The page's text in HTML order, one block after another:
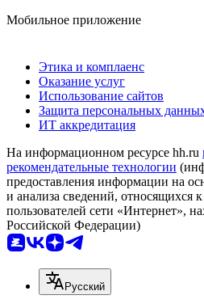
Мобильное приложение
Этика и комплаенс
Оказание услуг
Использование сайтов
Защита персональных
ИТ аккредитация
На информационном ресурсе hh.ru
рекомендательные технологии
предоставления информации на
и анализа сведений, относящихся
пользователей сети «Интернет»,
Российской Федерации)
Русский